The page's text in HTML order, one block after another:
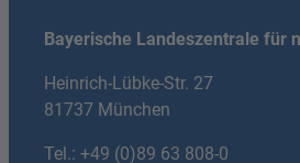
Bayerische Landeszentrale für
Heinrich-Lübke-Str. 27
81737 München
Tel.: +49 (0)89 63 808-0